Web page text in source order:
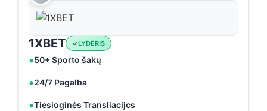
1XBET LYDERIS
50+ Sporto šakų
24/7 Pagalba
Tiesioginės Transliacijcs